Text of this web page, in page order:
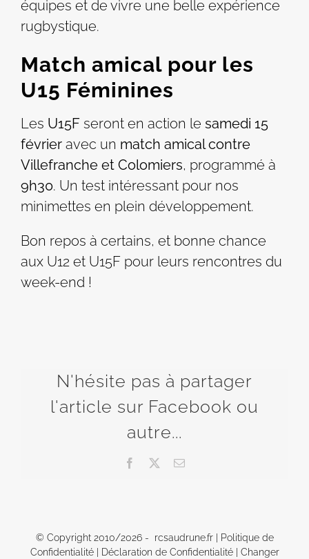
équipes et de vivre une belle expérience
rugbystique.
Match amical pour les
U15 Féminines
Les U15Fseront en action le samedi 15
févrieravec un match amical contre
Villefranche et Colomiers, programmé à
9h30. Un test intéressant pour nos
minimettes en plein développement.
Bon repos à certains, et bonne chance
aux U12 et U15F pour leurs rencontres du
week-end !
N'hésite pas à partager
l'article sur Facebook ou
autre...
Facebook Email
© Copyright 2010/2026 - rcsaudrune.fr | Politique de
Confidentialité| Déclaration de Confidentialité| Changer